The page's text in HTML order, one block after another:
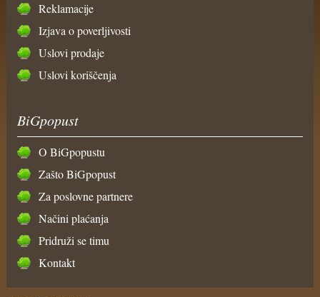
Reklamacije
Izjava o poverljivosti
Uslovi prodaje
Uslovi koriščenja
BiGpopust
O BiGpopustu
Zašto BiGpopust
Za poslovne partnere
Načini plaćanja
Pridruži se timu
Kontakt